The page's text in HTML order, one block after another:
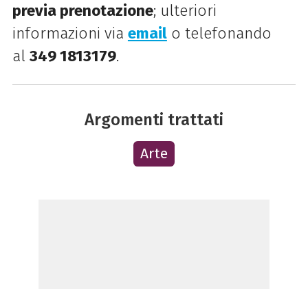
previa prenotazione; ulteriori
informazioni via emailo telefonando
al 349 1813179.
Argomenti trattati
Arte